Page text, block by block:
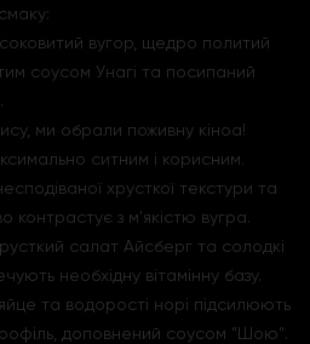
вугор, щедро политий
соусом Унагі та посипаний
ми обрали поживну кіноа!
ситним і корисним.
хрусткої текстури та
контрастує з м'якістю вугра.
салат Айсберг та солодкі
необхідну вітамінну базу.
та водорості норі підсилюють
доповнений соусом "Шою".